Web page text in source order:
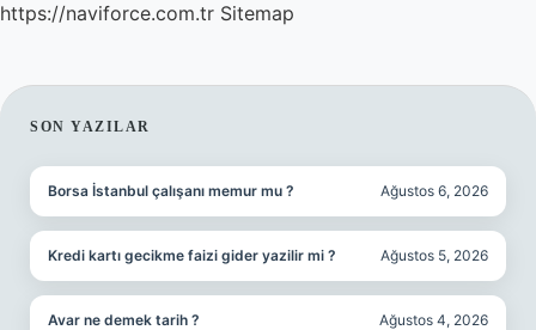
https://naviforce.com.tr Sitemap
SIDEBAR
SON YAZILAR
Borsa İstanbul çalışanı memur mu ? Ağustos 6, 2026
Kredi kartı gecikme faizi gider yazilir mi ? Ağustos 5, 2026
Avar ne demek tarih ? Ağustos 4, 2026